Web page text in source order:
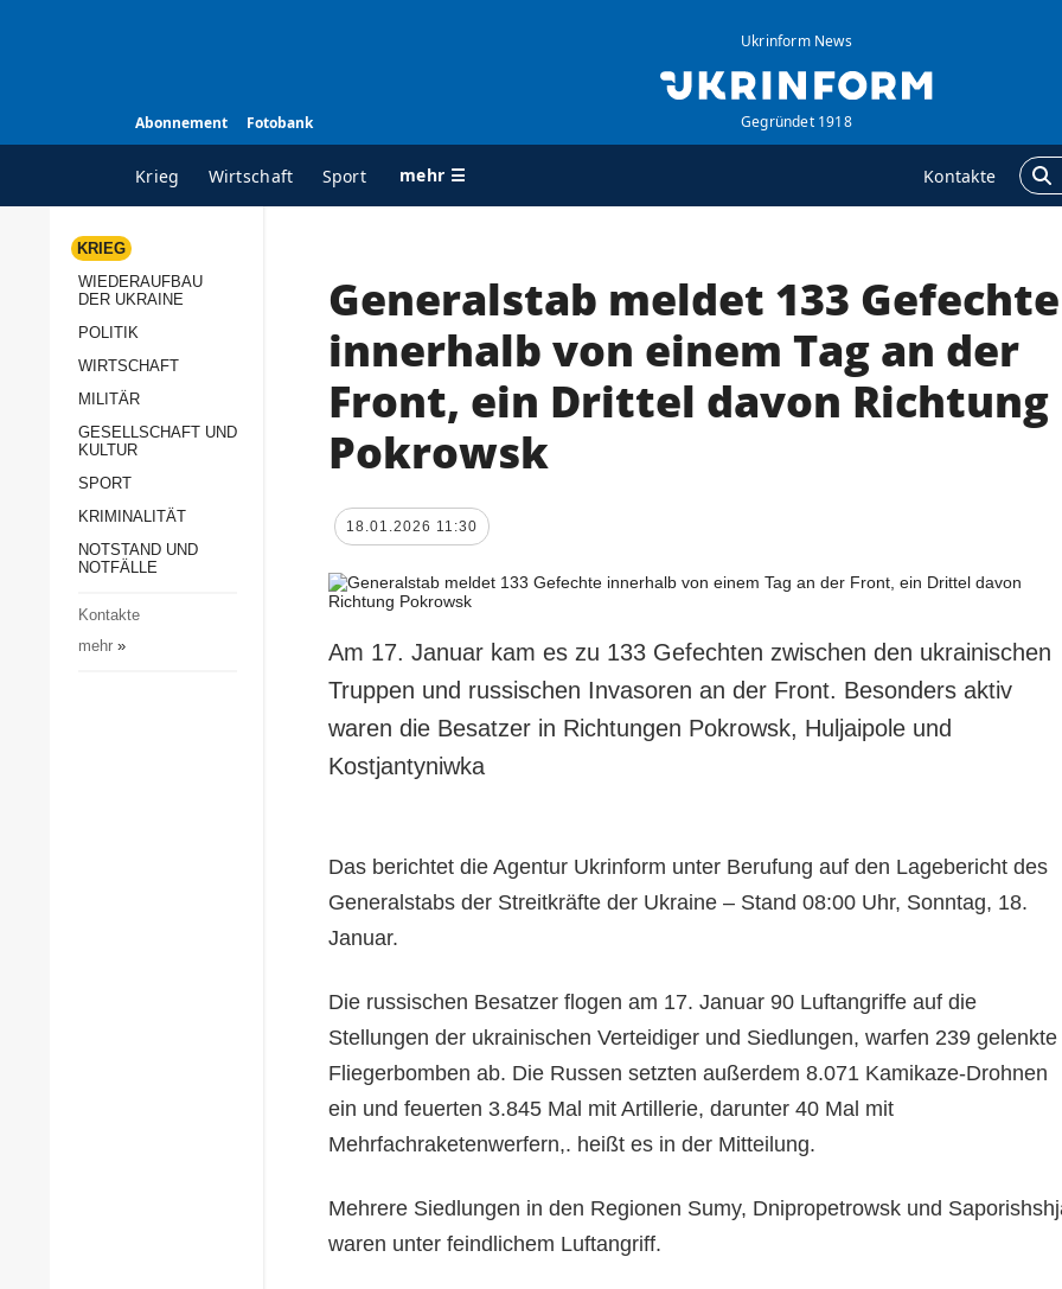
Abonnement Fotobank
Ukrinform News
Gegründet 1918
Krieg Wirtschaft Sport mehr ☰ Kontakte
ALLE RUBRIKEN
Wiederaufbau der
Politik
Militär
Gesellschaft und Kultur
Notstand und Notfälle
AGENTUR
Über uns
Kontakte
services
Politik zur Vertraulichkeit
und zum Schutz
ZUSÄTZLICH
Veröffentlichungen
Interview
Fotos
KRIEG
WIEDERAUFBAU
DER UKRAINE
POLITIK
WIRTSCHAFT
MILITÄR
GESELLSCHAFT UND
KULTUR
SPORT
KRIMINALITÄT
NOTSTAND UND
NOTFÄLLE
Kontakte
mehr»
Generalstab meldet 133 Gefechte
innerhalb von einem Tag an der
Front, ein Drittel davon Richtung
Pokrowsk
18.01.2026 11:30
Am 17. Januar kam es zu 133 Gefechten zwischen den ukrainischen
Truppen und russischen Invasoren an der Front. Besonders aktiv
waren die Besatzer in Richtungen Pokrowsk, Huljaipole und
Kostjantyniwka
Das berichtet die Agentur Ukrinform unter Berufung auf den Lagebericht des
Generalstabs der Streitkräfte der Ukraine – Stand 08:00 Uhr, Sonntag, 18.
Januar.
Die russischen Besatzer flogen am 17. Januar 90 Luftangriffe auf die
Stellungen der ukrainischen Verteidiger und Siedlungen, warfen 239 gelenkte
Fliegerbomben ab. Die Russen setzten außerdem 8.071 Kamikaze-Drohnen
ein und feuerten 3.845 Mal mit Artillerie, darunter 40 Mal mit
Mehrfachraketenwerfern,. heißt es in der Mitteilung.
Mehrere Siedlungen in den Regionen Sumy, Dnipropetrowsk und
waren unter feindlichem Luftangriff.